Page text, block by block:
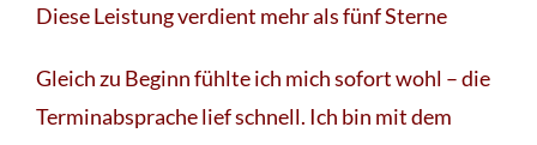
Diese Leistung verdient mehr als fünf Sterne
Gleich zu Beginn fühlte ich mich sofort wohl – die
Terminabsprache lief schnell. Ich bin mit dem